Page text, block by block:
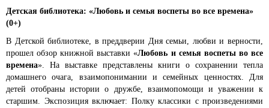
Детская библиотека: «Любовь и семья воспеты во все времена»
(0+)
В Детской библиотеке, в преддверии Дня семьи, любви и верности,
прошел обзор книжной выставки «Любовь и семья воспеты во все
времена». На выставке представлены книги о сохранении тепла
домашнего очага, взаимопонимании и семейных ценностях. Для
детей отобраны истории о дружбе, взаимопомощи и уважении к
старшим. Экспозиция включает: Полку классики с произведениями